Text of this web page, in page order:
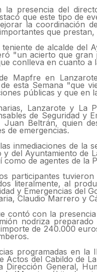
presencia del
que este tipo de
la coordinación
que
de alcalde del
"un acierto que gran
conlleva en cuanto a
Mapfre en
esta Semana "que
públicas y que en
Lanzarote y La
de Seguridad y
Juan Beltrán, quien
de emergencias.
inmediaciones de
del Ayuntamiento de
de agentes de la
participantes
literalmente, al
y Emergencias del
Claudio Marrero y
contó con la
nodriza
de 240.000
programadas en
Actos del Cabildo de
Dirección General,